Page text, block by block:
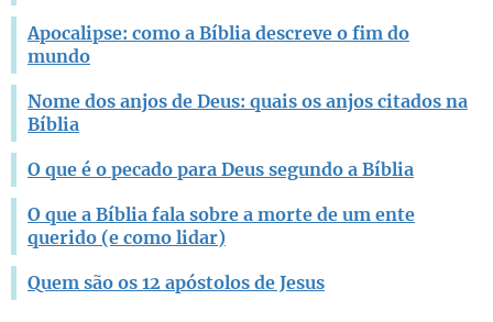
Apocalipse: como a Bíblia descreve o fim do
mundo
Nome dos anjos de Deus: quais os anjos citados na
Bíblia
O que é o pecado para Deus segundo a Bíblia
O que a Bíblia fala sobre a morte de um ente
querido (e como lidar)
Quem são os 12 apóstolos de Jesus